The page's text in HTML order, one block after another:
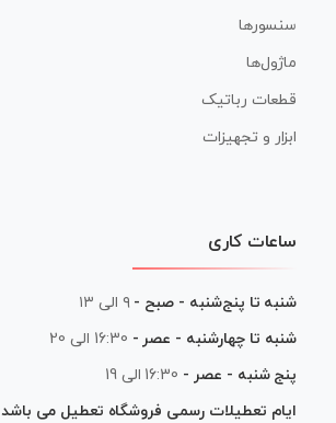
سنسورها
ماژول‌ها
قطعات رباتیک
ابزار و تجهیزات
ساعات کاری
شنبه تا پنج‌شنبه - صبح - ۹ الی ۱۳
شنبه تا چهارشنبه - عصر - 16:30 الی 20
پنج شنبه - عصر - 16:30 الی 19
ایام تعطیلات رسمی فروشگاه تعطیل می باشد